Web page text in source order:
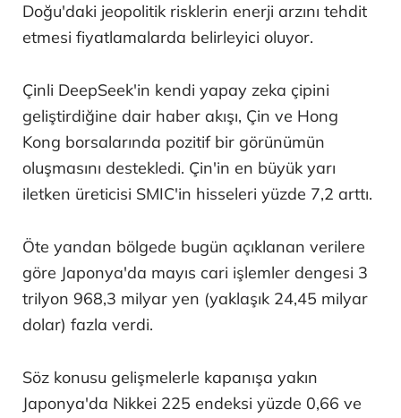
Doğu'daki jeopolitik risklerin enerji arzını tehdit
etmesi fiyatlamalarda belirleyici oluyor.
Çinli DeepSeek'in kendi yapay zeka çipini
geliştirdiğine dair haber akışı, Çin ve Hong
Kong borsalarında pozitif bir görünümün
oluşmasını destekledi. Çin'in en büyük yarı
iletken üreticisi SMIC'in hisseleri yüzde 7,2 arttı.
Öte yandan bölgede bugün açıklanan verilere
göre Japonya'da mayıs cari işlemler dengesi 3
trilyon 968,3 milyar yen (yaklaşık 24,45 milyar
dolar) fazla verdi.
Söz konusu gelişmelerle kapanışa yakın
Japonya'da Nikkei 225 endeksi yüzde 0,66 ve